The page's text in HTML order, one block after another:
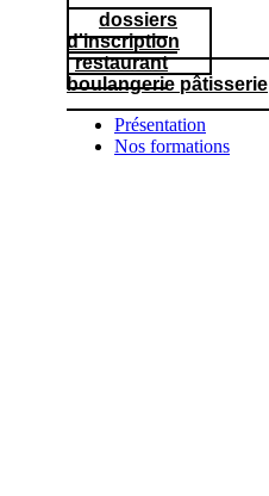
dossiers
d'inscription
restaurant
boulangerie pâtisserie
Présentation
Nos formations